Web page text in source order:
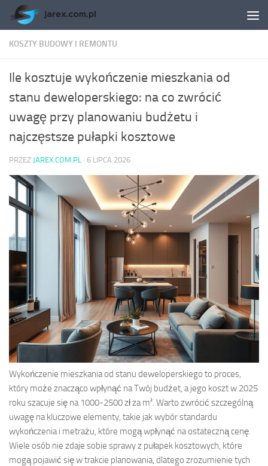
Skip to content
KOSZTY BUDOWY I REMONTU
Ile kosztuje wykończenie mieszkania od
stanu deweloperskiego: na co zwrócić
uwagę przy planowaniu budżetu i
najczęstsze pułapki kosztowe
PRZEZ JAREX.COM.PL · 6 LIPCA 2026
Wykończenie mieszkania od stanu deweloperskiego to proces,
który może znacząco wpłynąć na Twój budżet, a jego koszt w 2025
roku szacuje się na 1000-2500 zł za m². Warto zwrócić szczególną
uwagę na kluczowe elementy, takie jak wybór standardu
wykończenia i metrażu, które mogą wpłynąć na ostateczną cenę.
Wiele osób nie zdaje sobie sprawy z pułapek kosztowych, które
mogą pojawić się w trakcie planowania, dlatego zrozumienie tych